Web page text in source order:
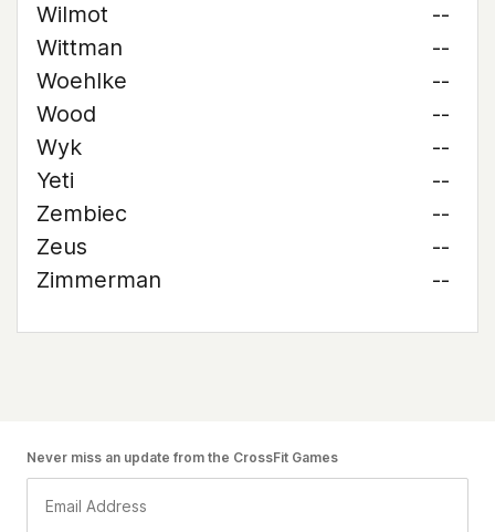
Wilmot
--
Wittman
--
Woehlke
--
Wood
--
Wyk
--
Yeti
--
Zembiec
--
Zeus
--
Zimmerman
--
Never miss an update from the CrossFit Games